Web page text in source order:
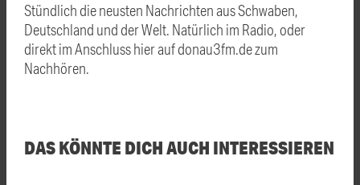
Stündlich die neusten Nachrichten aus Schwaben,
Deutschland und der Welt. Natürlich im Radio, oder
direkt im Anschluss hier auf donau3fm.de zum
Nachhören.
DAS KÖNNTE DICH AUCH INTERESSIEREN